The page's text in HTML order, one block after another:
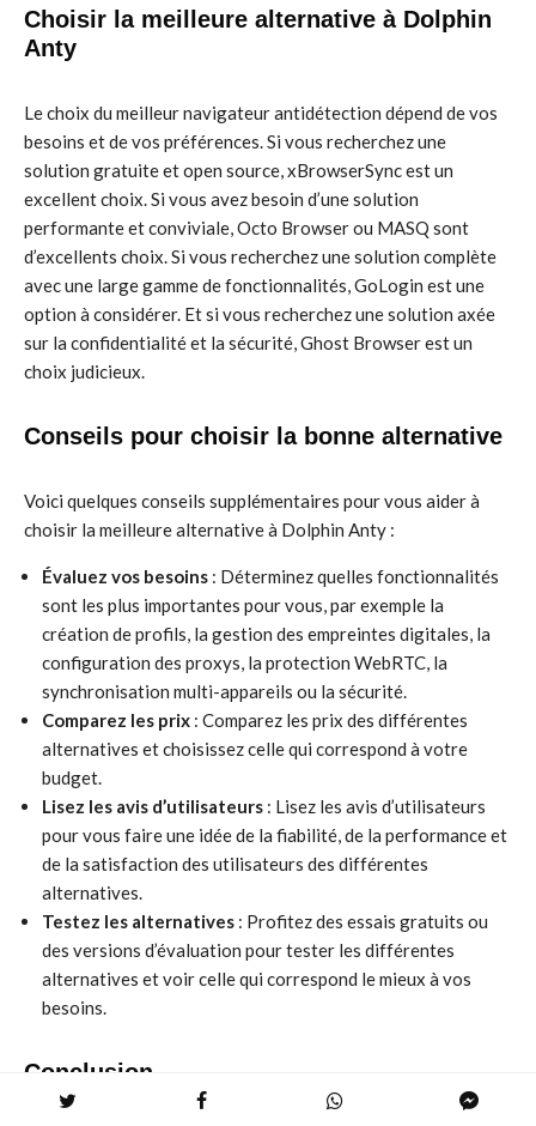
Choisir la meilleure alternative à Dolphin
Anty
Le choix du meilleur navigateur antidétection dépend de vos
besoins et de vos préférences. Si vous recherchez une
solution gratuite et open source, xBrowserSync est un
excellent choix. Si vous avez besoin d’une solution
performante et conviviale, Octo Browser ou MASQ sont
d’excellents choix. Si vous recherchez une solution complète
avec une large gamme de fonctionnalités, GoLogin est une
option à considérer. Et si vous recherchez une solution axée
sur la confidentialité et la sécurité, Ghost Browser est un
choix judicieux.
Conseils pour choisir la bonne alternative
Voici quelques conseils supplémentaires pour vous aider à
choisir la meilleure alternative à Dolphin Anty :
Évaluez vos besoins : Déterminez quelles fonctionnalités
sont les plus importantes pour vous, par exemple la
création de profils, la gestion des empreintes digitales, la
configuration des proxys, la protection WebRTC, la
synchronisation multi-appareils ou la sécurité.
Comparez les prix : Comparez les prix des différentes
alternatives et choisissez celle qui correspond à votre
budget.
Lisez les avis d’utilisateurs : Lisez les avis d’utilisateurs
pour vous faire une idée de la fiabilité, de la performance et
de la satisfaction des utilisateurs des différentes
alternatives.
Testez les alternatives : Profitez des essais gratuits ou
des versions d’évaluation pour tester les différentes
alternatives et voir celle qui correspond le mieux à vos
besoins.
Conclusion